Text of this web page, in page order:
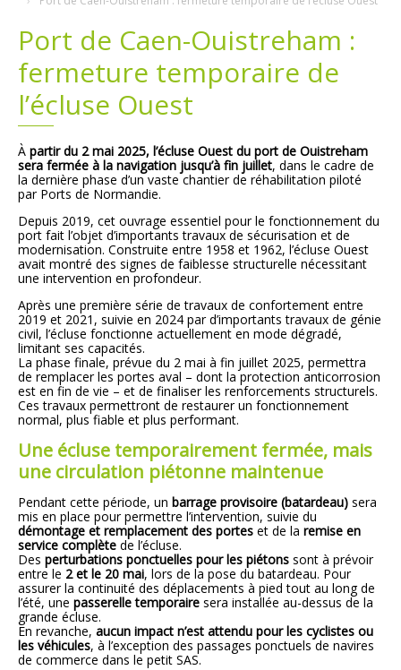
Port de Caen-Ouistreham :
fermeture temporaire de
l’écluse Ouest
À partir du 2 mai 2025, l’écluse Ouest du port de Ouistreham
sera fermée à la navigation jusqu’à fin juillet, dans le cadre de
la dernière phase d’un vaste chantier de réhabilitation piloté
par Ports de Normandie.
Depuis 2019, cet ouvrage essentiel pour le fonctionnement du
port fait l’objet d’importants travaux de sécurisation et de
modernisation. Construite entre 1958 et 1962, l’écluse Ouest
avait montré des signes de faiblesse structurelle nécessitant
une intervention en profondeur.
Après une première série de travaux de confortement entre
2019 et 2021, suivie en 2024 par d’importants travaux de génie
civil, l’écluse fonctionne actuellement en mode dégradé,
limitant ses capacités.
La phase finale, prévue du 2 mai à fin juillet 2025, permettra
de remplacer les portes aval – dont la protection anticorrosion
est en fin de vie – et de finaliser les renforcements structurels.
Ces travaux permettront de restaurer un fonctionnement
normal, plus fiable et plus performant.
Une écluse temporairement fermée, mais
une circulation piétonne maintenue
Pendant cette période, un barrage provisoire (batardeau) sera
mis en place pour permettre l’intervention, suivie du
démontage et remplacement des portes et de la remise en
service complète de l’écluse.
Des perturbations ponctuelles pour les piétons sont à prévoir
entre le 2 et le 20 mai, lors de la pose du batardeau. Pour
assurer la continuité des déplacements à pied tout au long de
l’été, une passerelle temporaire sera installée au-dessus de la
grande écluse.
En revanche, aucun impact n’est attendu pour les cyclistes ou
les véhicules, à l’exception des passages ponctuels de navires
de commerce dans le petit SAS.
Plans
Demandes légales
Emploi
Marchés publics
Grands projets